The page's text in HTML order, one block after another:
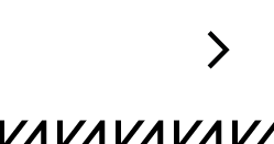
arrow_forward_ios